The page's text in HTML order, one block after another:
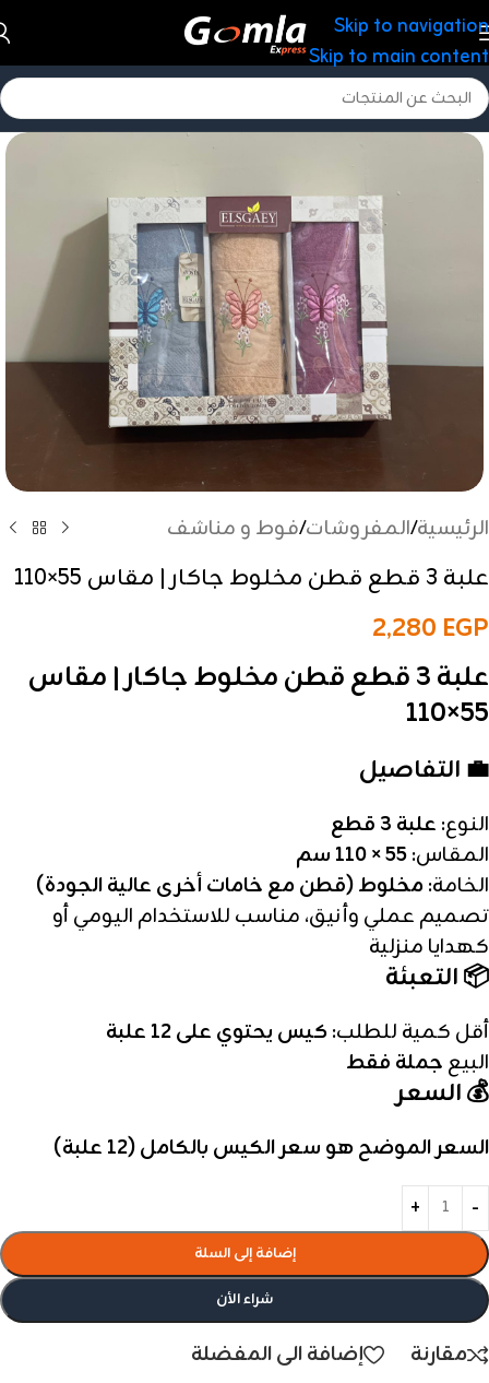
Skip to navigation
Skip to main content
الرئيسية/المفروشات/فوط و مناشف
علبة 3 قطع قطن مخلوط جاكار | مقاس 55×110
2,280 EGP
علبة 3 قطع قطن مخلوط جاكار | مقاس
55×110
💼 التفاصيل
النوع: علبة 3 قطع
المقاس:55 × 110 سم
الخامة: مخلوط (قطن مع خامات أخرى عالية الجودة)
تصميم عملي وأنيق، مناسب للاستخدام اليومي أو
كهدايا منزلية
📦 التعبئة
أقل كمية للطلب:كيس يحتوي على 12 علبة
البيع جملة فقط
💰 السعر
السعر الموضح هو سعر الكيس بالكامل (12 علبة)
إضافة إلى السلة
شراء الأن
مقارنة إضافة الى المفضلة